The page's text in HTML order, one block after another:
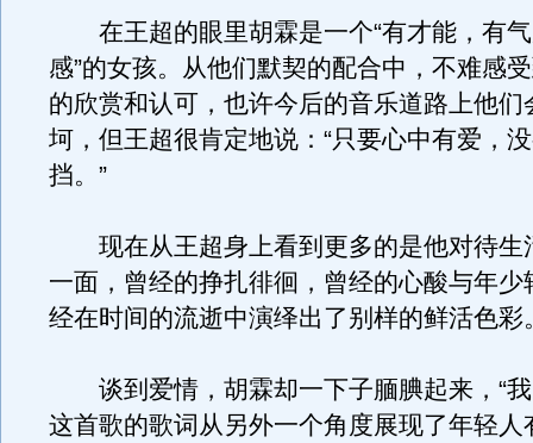
在王超的眼里胡霖是一个“有才能，有气
感”的女孩。从他们默契的配合中，不难感
的欣赏和认可，也许今后的音乐道路上他们
坷，但王超很肯定地说：“只要心中有爱，
挡。”
现在从王超身上看到更多的是他对待生
一面，曾经的挣扎徘徊，曾经的心酸与年少
经在时间的流逝中演绎出了别样的鲜活色彩
谈到爱情，胡霖却一下子腼腆起来，“我
这首歌的歌词从另外一个角度展现了年轻人